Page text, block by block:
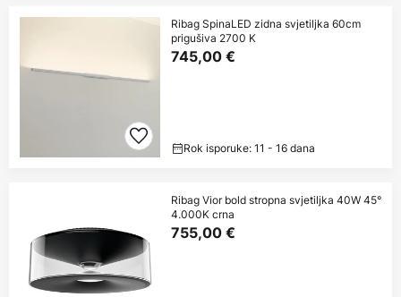
Ribag SpinaLED zidna svjetiljka 60cm
prigušiva 2700 K
745,00 €
Rok isporuke: 11 - 16 dana
Ribag Vior bold stropna svjetiljka 40W 45°
4.000K crna
755,00 €